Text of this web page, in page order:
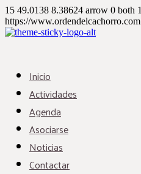
15 49.0138 8.38624 arrow 0 both 1
https://www.ordendelcachorro.com
Inicio
Actividades
Agenda
Asociarse
Noticias
Contactar